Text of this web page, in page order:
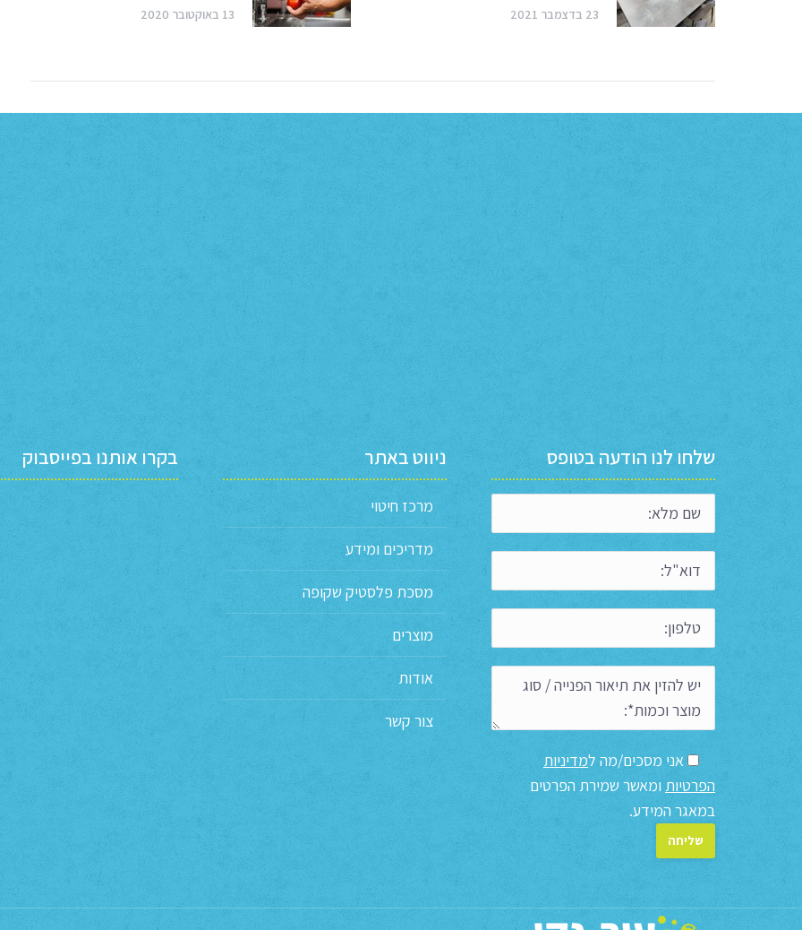
23 בדצמבר 2021 13 באוקטובר 2020
שלחו לנו הודעה בטופס
אני מסכים/מה למדיניות
הפרטיותומאשר שמירת הפרטים
במאגר המידע.
ניווט באתר
מרכז חיטוי
מדריכים ומידע
מסכת פלסטיק שקופה
מוצרים
אודות
צור קשר
בקרו אותנו בפייסבוק